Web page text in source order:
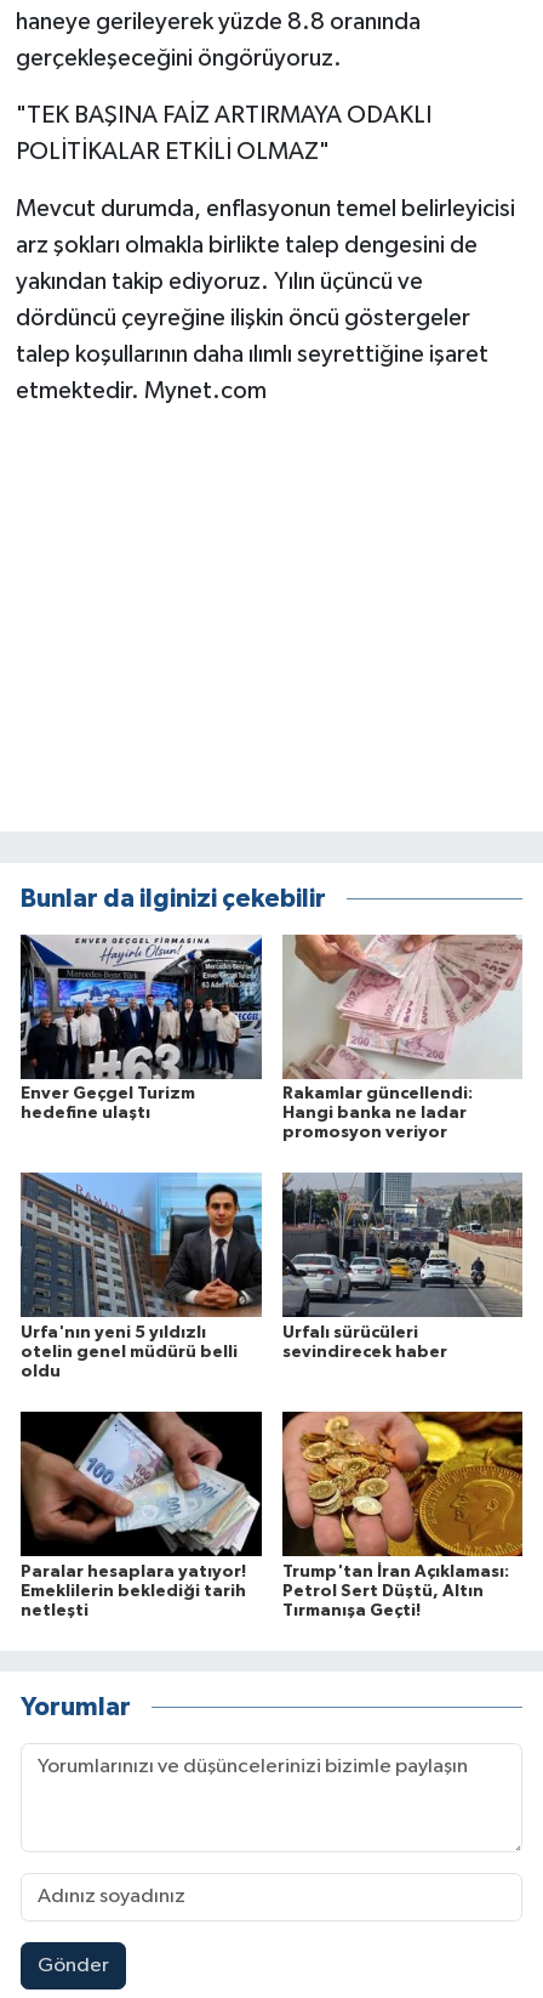
haneye gerileyerek yüzde 8.8 oranında
gerçekleşeceğini öngörüyoruz.
"TEK BAŞINA FAİZ ARTIRMAYA ODAKLI
POLİTİKALAR ETKİLİ OLMAZ"
Mevcut durumda, enflasyonun temel belirleyicisi
arz şokları olmakla birlikte talep dengesini de
yakından takip ediyoruz. Yılın üçüncü ve
dördüncü çeyreğine ilişkin öncü göstergeler
talep koşullarının daha ılımlı seyrettiğine işaret
etmektedir. Mynet.com
Bunlar da ilginizi çekebilir
Enver Geçgel Turizm
hedefine ulaştı
Rakamlar güncellendi:
Hangi banka ne ladar
promosyon veriyor
Urfa'nın yeni 5 yıldızlı
otelin genel müdürü belli
oldu
Urfalı sürücüleri
sevindirecek haber
Paralar hesaplara yatıyor!
Emeklilerin beklediği tarih
netleşti
Trump'tan İran Açıklaması:
Petrol Sert Düştü, Altın
Tırmanışa Geçti!
Yorumlar
Gönder